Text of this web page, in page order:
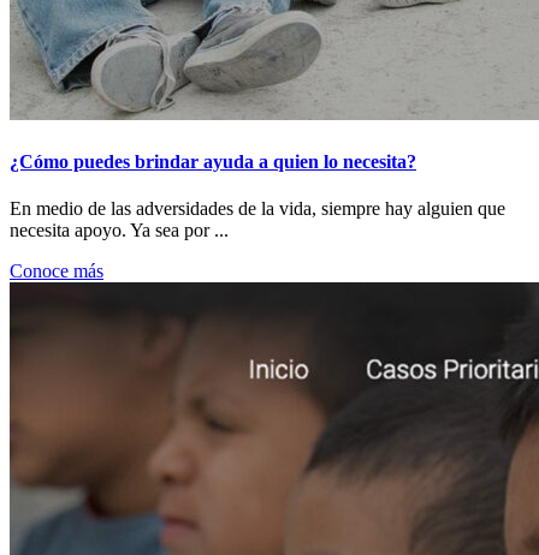
¿Cómo puedes brindar ayuda a quien lo necesita?
En medio de las adversidades de la vida, siempre hay alguien que
necesita apoyo. Ya sea por ...
Conoce más